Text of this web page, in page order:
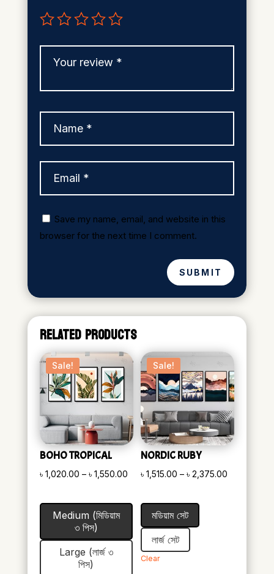
Save my name, email, and website in this
browser for the next time I comment.
SUBMIT
RELATED PRODUCTS
Sale!
BOHO TROPICAL
৳ 1,020.00 – ৳ 1,550.00Price
৳ 1,020.00
through
৳ 1,550.00
Medium (মিডিয়াম
৩ পিস)
Large (লার্জ ৩
পিস)
Sale!
NORDIC RUBY
৳1,515.00 – ৳2,375.00
মডিয়াম সেট
লার্জ সেট
Clear